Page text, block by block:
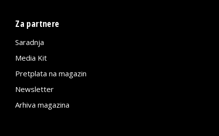
Za partnere
Saradnja
Media Kit
Pretplata na magazin
Newsletter
Arhiva magazina